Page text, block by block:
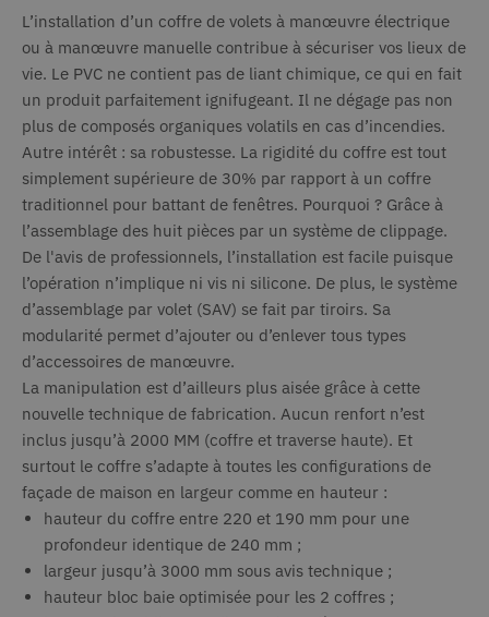
L’installation d’un coffre de volets à manœuvre électrique
ou à manœuvre manuelle contribue à sécuriser vos lieux de
vie. Le PVC ne contient pas de liant chimique, ce qui en fait
un produit parfaitement ignifugeant. Il ne dégage pas non
plus de composés organiques volatils en cas d’incendies.
Autre intérêt : sa robustesse. La rigidité du coffre est tout
simplement supérieure de 30% par rapport à un coffre
traditionnel pour battant de fenêtres. Pourquoi ? Grâce à
l’assemblage des huit pièces par un système de clippage.
De l'avis de professionnels, l’installation est facile puisque
l’opération n’implique ni vis ni silicone. De plus, le système
d’assemblage par volet (SAV) se fait par tiroirs. Sa
modularité permet d’ajouter ou d’enlever tous types
d’accessoires de manœuvre.
La manipulation est d’ailleurs plus aisée grâce à cette
nouvelle technique de fabrication. Aucun renfort n’est
inclus jusqu’à 2000 MM (coffre et traverse haute). Et
surtout le coffre s’adapte à toutes les configurations de
façade de maison en largeur comme en hauteur :
hauteur du coffre entre 220 et 190 mm pour une
profondeur identique de 240 mm ;
largeur jusqu’à 3000 mm sous avis technique ;
hauteur bloc baie optimisée pour les 2 coffres ;